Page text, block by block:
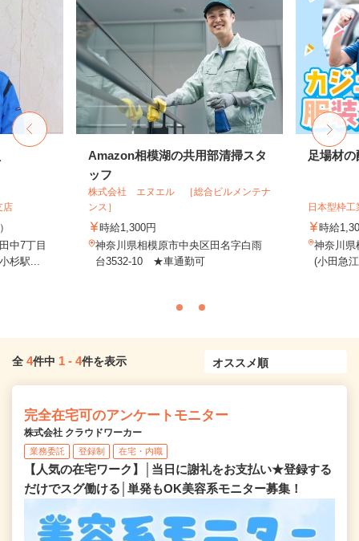
店
中7丁目
杉駅...
Amazon相模湖の共用部清掃スタ
ッフ
株式会社 エヌエル ［総合ビルメンテナ
ンス］
時給1,300円
神奈川県相模原市中央区田名字白雨
台3532-10 ★車通勤可
足場材
日本型枠
時給
神奈川県
(小田急
全 4件中 1 - 4件を表示
完全在宅可のアンケートモニター
株式会社 クラウドワーカー
業務委託 登録制 在宅・内職
【人気の在宅ワーク】│当日に謝礼をお支払い★登録する
だけでスグ働ける│単発もOK美容系モニター募集！